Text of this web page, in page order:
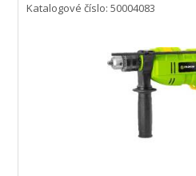
Katalogové číslo: 50004083